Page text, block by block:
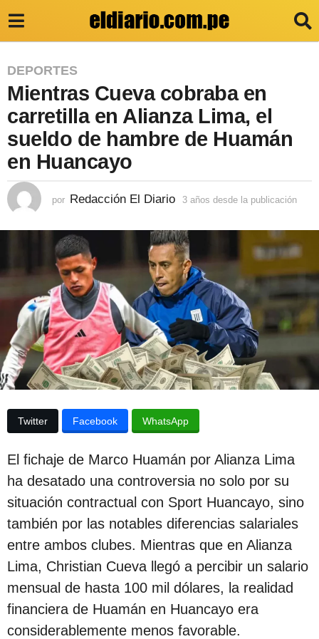
3
a
ñ
o
s
e
u
b
l
i
c
a
c
i
ó
n
3
a
ñ
o
DEPORTES
Mientras Cueva cobraba en
carretilla en Alianza Lima, el
sueldo de hambre de Huamán
en Huancayo
por Redacción El Diario 3 años desde la publicación
s
e
s
e
l
b
n
Twitter Facebook WhatsApp
El fichaje de Marco Huamán por Alianza Lima
ha desatado una controversia no solo por su
situación contractual con Sport Huancayo, sino
también por las notables diferencias salariales
entre ambos clubes. Mientras que en Alianza
Lima, Christian Cueva llegó a percibir un salario
mensual de hasta 100 mil dólares, la realidad
financiera de Huamán en Huancayo era
considerablemente menos favorable.